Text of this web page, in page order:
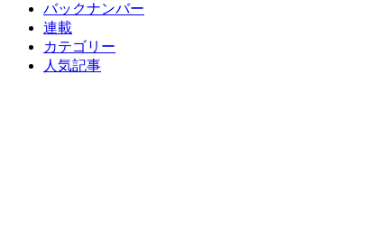
バックナンバー
連載
カテゴリー
人気記事